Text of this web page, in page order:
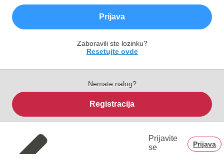
Prijava
Zaboravili ste lozinku?
Resetujte ovde
Nemate nalog?
Registracija
Prijavite
se
Prijava